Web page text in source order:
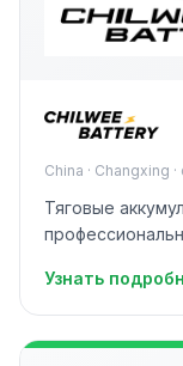
China · Changxing ·
Тяговые
Узнать